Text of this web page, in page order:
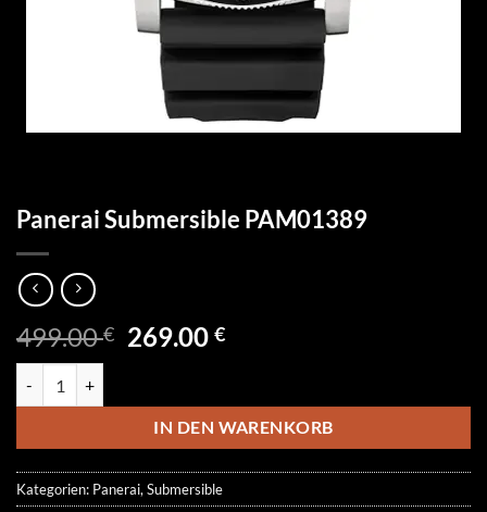
Panerai Submersible PAM01389
499.00€ Ursprünglicher
499.00 €
269.00€Aktueller
269.00 €.
IN DEN WARENKORB
Kategorien: Panerai, Submersible